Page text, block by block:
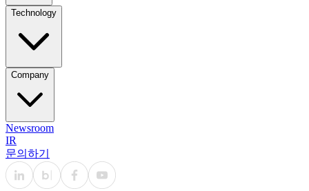
Technology
Company
Newsroom
IR
문의하기